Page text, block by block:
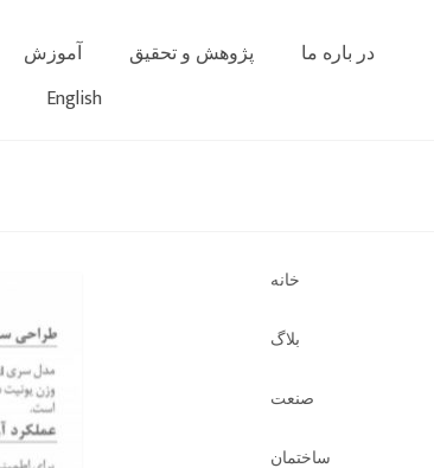
آموزش پژوهش و تحقیق
در باره ما
English
خانه
بلاگ
صنعت
ساختمان